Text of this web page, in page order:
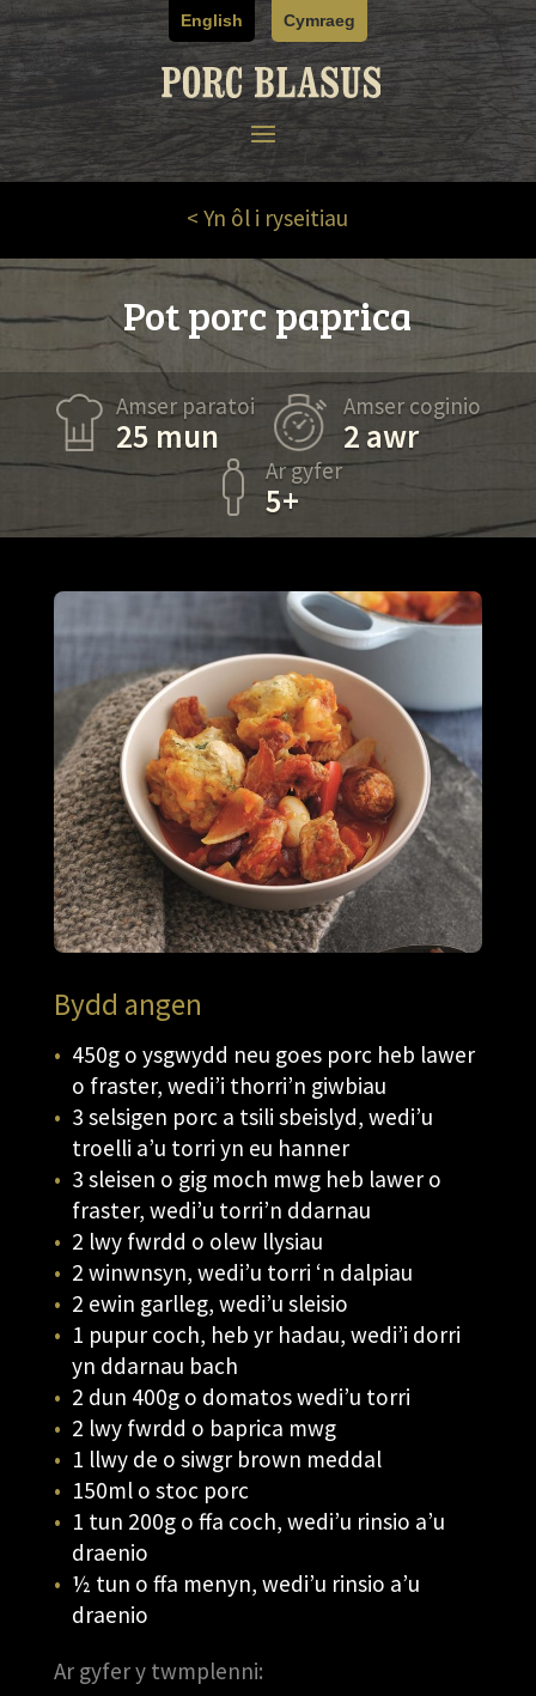
Skip
to
content
English Cymraeg
< Yn ôl i ryseitiau
Pot porc paprica
Amser paratoi
25 mun
Amser coginio
2 awr
Ar gyfer
5+
Bydd angen
450g o ysgwydd neu goes porc heb lawer
o fraster, wedi’i thorri’n giwbiau
3 selsigen porc a tsili sbeislyd, wedi’u
troelli a’u torri yn eu hanner
3 sleisen o gig moch mwg heb lawer o
fraster, wedi’u torri’n ddarnau
2 lwy fwrdd o olew llysiau
2 winwnsyn, wedi’u torri ‘n dalpiau
2 ewin garlleg, wedi’u sleisio
1 pupur coch, heb yr hadau, wedi’i dorri
yn ddarnau bach
2 dun 400g o domatos wedi’u torri
2 lwy fwrdd o baprica mwg
1 llwy de o siwgr brown meddal
150ml o stoc porc
1 tun 200g o ffa coch, wedi’u rinsio a’u
draenio
½ tun o ffa menyn, wedi’u rinsio a’u
draenio
Ar gyfer y twmplenni: